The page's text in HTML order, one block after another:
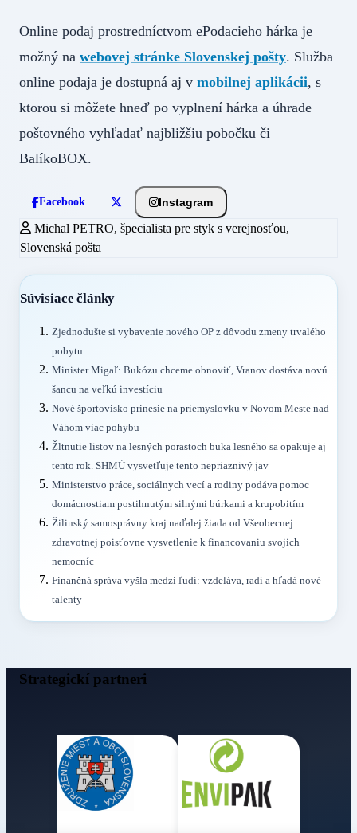
Online podaj prostredníctvom ePodacieho hárka je
možný na webovej stránke Slovenskej pošty. Služba
online podaja je dostupná aj v mobilnej aplikácii, s
ktorou si môžete hneď po vyplnení hárka a úhrade
poštovného vyhľadať najbližšiu pobočku či
BalíkoBOX.
Facebook Instagram
Michal PETRO, špecialista pre styk s verejnosťou,
Slovenská pošta
Súvisiace články
Zjednodušte si vybavenie nového OP z dôvodu zmeny trvalého
pobytu
Minister Migaľ: Bukózu chceme obnoviť, Vranov dostáva novú
šancu na veľkú investíciu
Nové športovisko prinesie na priemyslovku v Novom Meste nad
Váhom viac pohybu
Žltnutie listov na lesných porastoch buka lesného sa opakuje aj
tento rok. SHMÚ vysvetľuje tento nepriaznivý jav
Ministerstvo práce, sociálnych vecí a rodiny podáva pomoc
domácnostiam postihnutým silnými búrkami a krupobitím
Žilinský samosprávny kraj naďalej žiada od Všeobecnej
zdravotnej poisťovne vysvetlenie k financovaniu svojich
nemocníc
Finančná správa vyšla medzi ľudí: vzdeláva, radí a hľadá nové
talenty
Strategickí partneri